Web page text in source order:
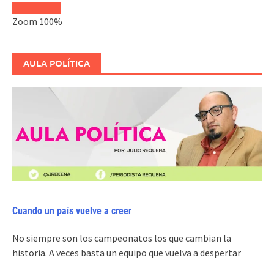
Zoom 100%
AULA POLÍTICA
Cuando un país vuelve a creer
No siempre son los campeonatos los que cambian la
historia. A veces basta un equipo que vuelva a despertar